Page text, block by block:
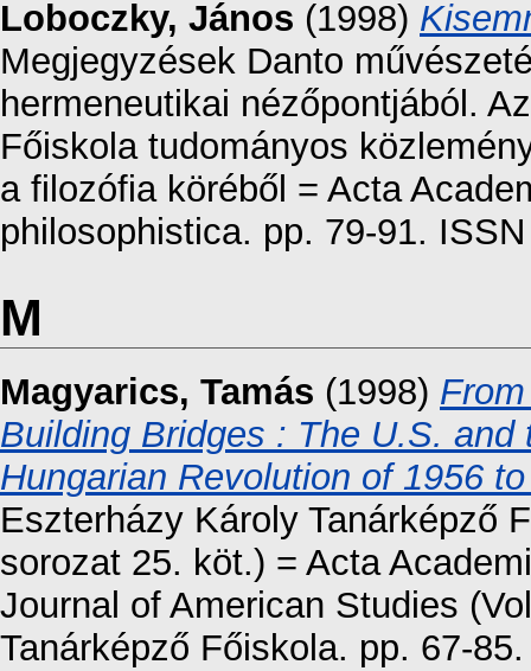
Loboczky, János (1998)
Megjegyzések Danto
hermeneutikai nézőpontjából.
Főiskola tudományos
a filozófia köréből = Acta
philosophistica. pp. 79-91.
M
Magyarics, Tamás (1998)
Building Bridges : The U.S.
Hungarian Revolution of 1956
Eszterházy Károly Tanárképző
sorozat 25. köt.) = Acta
Journal of American Studies
Tanárképző Főiskola. pp. 67-